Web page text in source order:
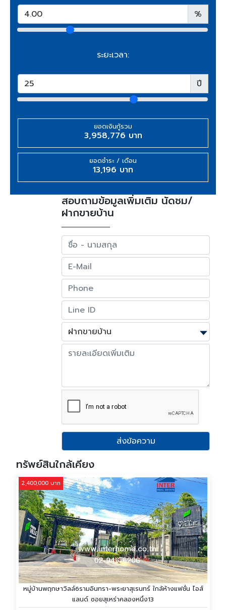
%
ระยะเวลา:
ปี
ยอดเงินกู้รวม
3,958,776 บาท
ยอดชำระ / เดือน
13,196 บาท
สอบถามข้อมูลเพิ่มเติม นัดชม/
ฝากขายบ้าน
ส่งข้อความ
ทรัพย์สินใกล้เคียง
2,400,000 บาท
หมู่บ้านพฤกษาวิลล์6รามอินทรา-พระยาสุเรนทร์ ใกล้ห้างแฟชั่น ไอส์
แลนด์ ซอยสุเหร่าคลองหนึ่ง13